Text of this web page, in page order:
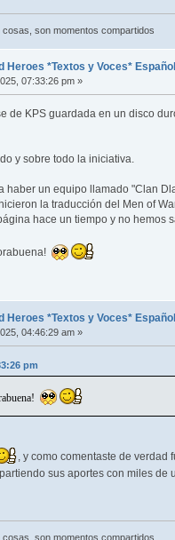
son momentos compartidos
Heroes *Textos y Voces* Español
07:33:26 pm »
de KPS guardada en un disco
y sobre todo la iniciativa.
haber un equipo llamado "Clan
la traducción del Men of
hace un tiempo y no hemos
Heroes *Textos y Voces* Español
04:46:29 am »
pm
, y como comentaste de verdad
sus aportes con miles de
son momentos compartidos